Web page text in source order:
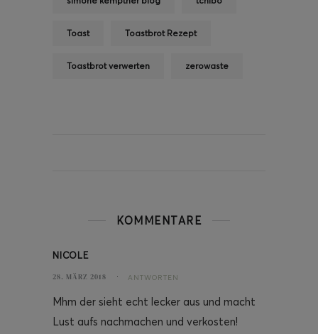
Toast Toastbrot Rezept
Toastbrot verwerten zerowaste
KOMMENTARE
NICOLE
28. MÄRZ 2018 ANTWORTEN
Mhm der sieht echt lecker aus und macht
Lust aufs nachmachen und verkosten!